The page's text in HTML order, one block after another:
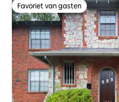
Favoriet van gasten
Favoriet van gasten